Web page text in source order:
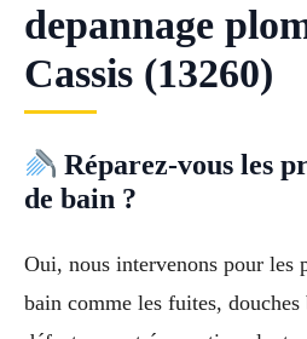
depannage
Cassis (13260)
Réparez-vous les
de bain ?
Oui, nous intervenons pour les
bain comme les fuites, douches